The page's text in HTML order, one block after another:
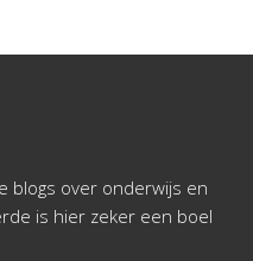
blogs over onderwijs en
is hier zeker een boel